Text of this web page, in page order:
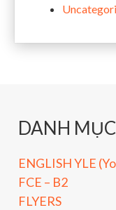
DANH MỤC
ENGLISH YLE
FCE – B2
FLYERS